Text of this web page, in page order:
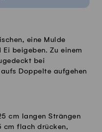
eine Mulde
beigeben. Zu einem
bei
Doppelte aufgehen
cm langen Strängen
cm flach drücken,